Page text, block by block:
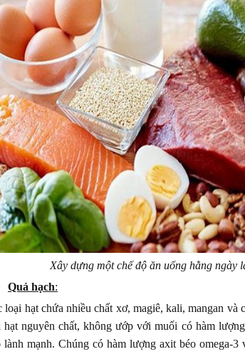
Xây dựng một chế độ ăn uống hằng ngày
Quả hạch:
loại hạt chứa nhiều chất xơ, magiê, kali, mangan và
hạt nguyên chất, không ướp với muối có hàm
lành mạnh. Chúng có hàm lượng axit béo omega-3